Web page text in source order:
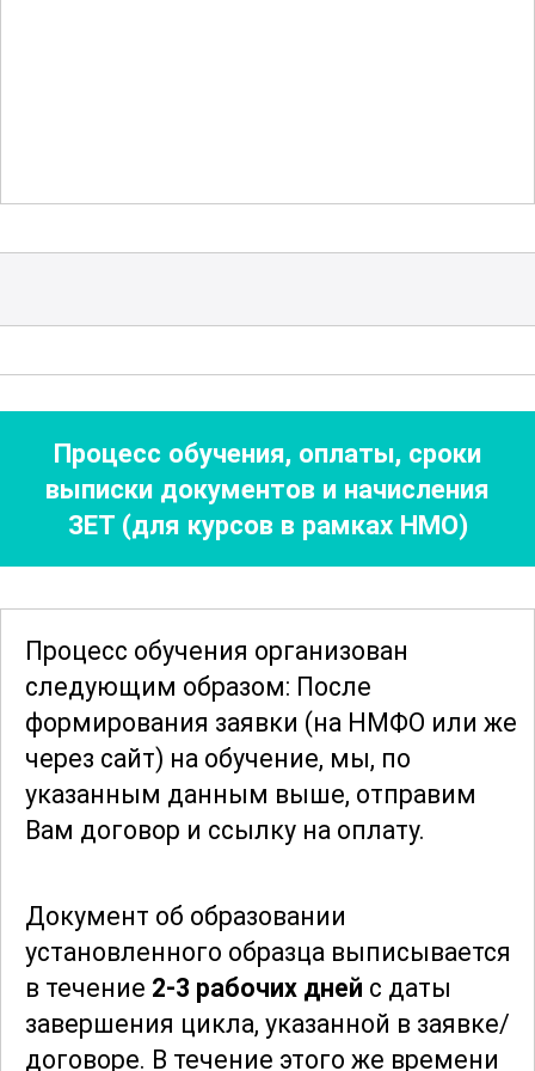
Отдельный блок посвящен вопросам
диагностики и лечения этих сложных
патологий, а также с последними
исследованиями и клиническими
рекомендациями в данной области.
Особое внимание уделяется новейшим
методам визуализации и
заболеваний сетчатки.
Курс также охватывает вопросы
рефракционной хирургии, включая
ЛАСИК, ФРК и другие методы
коррекции зрения. Участники узнают о
показаниях и противопоказаниях к
возможных осложнениях и методах их
профилактики и лечения. Будут
рассмотрены современные подходы к
реабилитации пациентов после
Процесс обучения, оплаты, сроки
выписки документов и начисления
ЗЕТ (для курсов в рамках НМО)
Процесс обучения организован
следующим образом: После
формирования заявки (на НМФО или же
через сайт) на обучение, мы, по
указанным данным выше, отправим
Вам договор и ссылку на оплату.
Документ об образовании
установленного образца выписывается
в течение 2-3 рабочих дней с даты
завершения цикла, указанной в заявке/
договоре. В течение этого же времени